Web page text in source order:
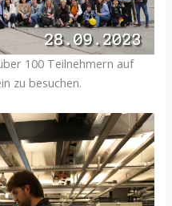
100 Teilnehmern auf
zu besuchen.